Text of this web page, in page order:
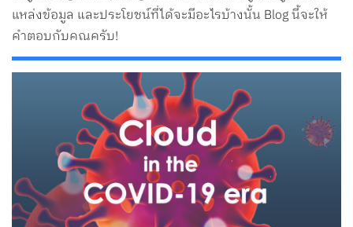
แหล่งข้อมูล และประโยชน์ที่ได้จะมีอะไรบ้างนั้น Blog นี้จะให้
คำตอบกับคุณครับ!